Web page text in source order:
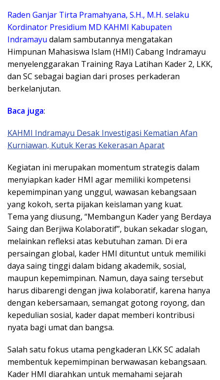
Raden Ganjar Tirta Pramahyana, S.H., M.H. selaku
Kordinator Presidium MD KAHMI Kabupaten
Indramayu dalam sambutannya mengatakan
Himpunan Mahasiswa Islam (HMI) Cabang Indramayu
menyelenggarakan Training Raya Latihan Kader 2, LKK,
dan SC sebagai bagian dari proses perkaderan
berkelanjutan.
Baca juga:
KAHMI Indramayu Desak Investigasi Kematian Afan
Kurniawan, Kutuk Keras Kekerasan Aparat
Kegiatan ini merupakan momentum strategis dalam
menyiapkan kader HMI agar memiliki kompetensi
kepemimpinan yang unggul, wawasan kebangsaan
yang kokoh, serta pijakan keislaman yang kuat.
Tema yang diusung, “Membangun Kader yang Berdaya
Saing dan Berjiwa Kolaboratif”, bukan sekadar slogan,
melainkan refleksi atas kebutuhan zaman. Di era
persaingan global, kader HMI dituntut untuk memiliki
daya saing tinggi dalam bidang akademik, sosial,
maupun kepemimpinan. Namun, daya saing tersebut
harus dibarengi dengan jiwa kolaboratif, karena hanya
dengan kebersamaan, semangat gotong royong, dan
kepedulian sosial, kader dapat memberi kontribusi
nyata bagi umat dan bangsa.
Salah satu fokus utama pengkaderan LKK SC adalah
membentuk kepemimpinan berwawasan kebangsaan.
Kader HMI diarahkan untuk memahami sejarah